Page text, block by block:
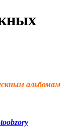
альбомам